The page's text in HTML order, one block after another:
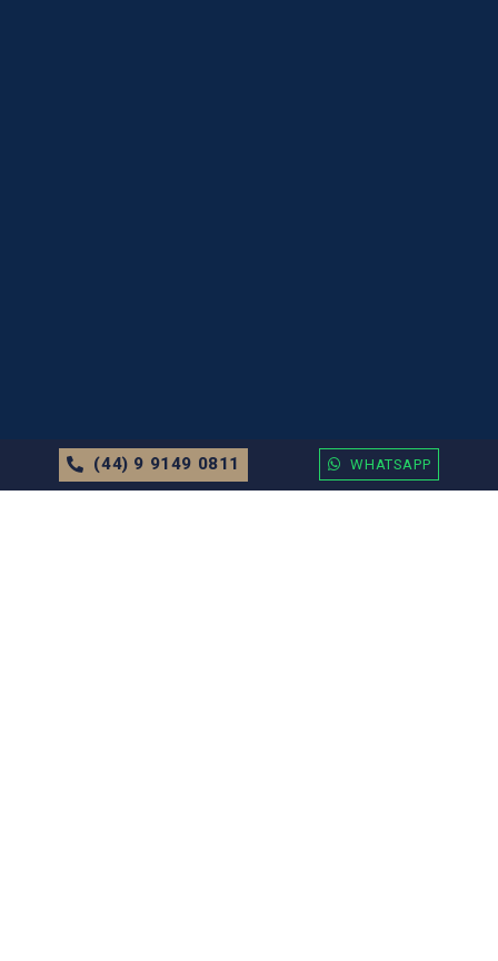
(44) 9 9149 0811 WHATSAPP